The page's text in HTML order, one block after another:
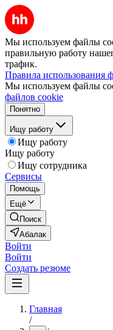
Мы используем файлы
правильную работу
трафик.
Правила использования
Мы используем файлы
файлов cookie
Понятно
Ищу работу
Ищу работу
Ищу работу
Ищу сотрудника
Сервисы
Помощь
Ещё
Поиск
Абалак
Войти
Войти
Создать резюме
Главная
/